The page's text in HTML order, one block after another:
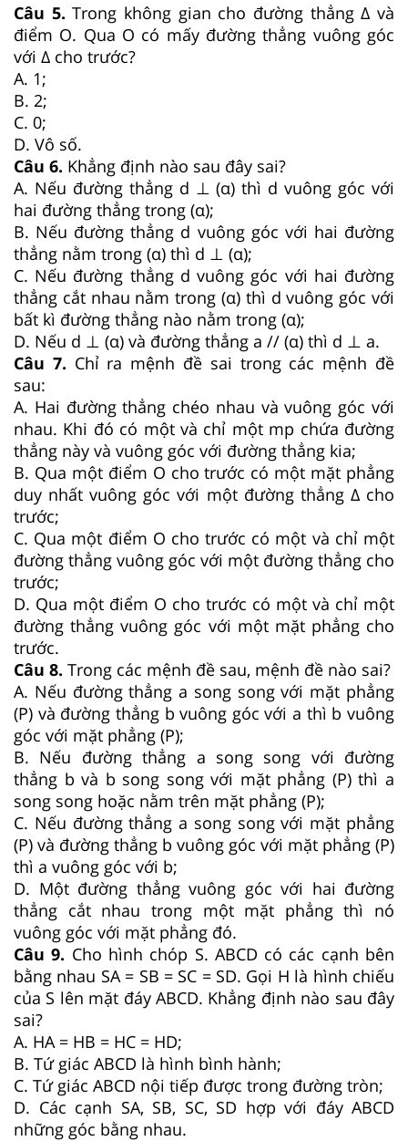
Câu 5. Trong không gian cho đường thẳng Δ và
điểm O. Qua O có mấy đường thẳng vuông góc
với Δ cho trước?
A. 1;
B. 2;
C. 0;
D. Vô số.
Câu 6. Khẳng định nào sau đây sai?
A. Nếu đường thẳng d ⊥ (α) thì d vuông góc với
hai đường thẳng trong (α);
B. Nếu đường thẳng d vuông góc với hai đường
thẳng nằm trong (α) thì d ⊥ (α);
C. Nếu đường thẳng d vuông góc với hai đường
thẳng cắt nhau nằm trong (α) thì d vuông góc với
bất kì đường thẳng nào nằm trong (α);
D. Nếu d ⊥ (α) và đường thẳng a // (α) thì d ⊥ a.
Câu 7. Chỉ ra mệnh đề sai trong các mệnh đề
sau:
A. Hai đường thẳng chéo nhau và vuông góc với
nhau. Khi đó có một và chỉ một mp chứa đường
thẳng này và vuông góc với đường thẳng kia;
B. Qua một điểm O cho trước có một mặt phẳng
duy nhất vuông góc với một đường thẳng Δ cho
trước;
C. Qua một điểm O cho trước có một và chỉ một
đường thẳng vuông góc với một đường thẳng cho
trước;
D. Qua một điểm O cho trước có một và chỉ một
đường thẳng vuông góc với một mặt phẳng cho
trước.
Câu 8. Trong các mệnh đề sau, mệnh đề nào sai?
A. Nếu đường thẳng a song song với mặt phẳng
(P) và đường thẳng b vuông góc với a thì b vuông
góc với mặt phẳng (P);
B. Nếu đường thẳng a song song với đường
thẳng b và b song song với mặt phẳng (P) thì a
song song hoặc nằm trên mặt phẳng (P);
C. Nếu đường thẳng a song song với mặt phẳng
(P) và đường thẳng b vuông góc với mặt phẳng (P)
thì a vuông góc với b;
D. Một đường thẳng vuông góc với hai đường
thẳng cắt nhau trong một mặt phẳng thì nó
vuông góc với mặt phẳng đó.
Câu 9. Cho hình chóp S. ABCD có các cạnh bên
bằng nhau SA = SB = SC = SD. Gọi H là hình chiếu
của S lên mặt đáy ABCD. Khẳng định nào sau đây
sai?
A. HA = HB = HC = HD;
B. Tứ giác ABCD là hình bình hành;
C. Tứ giác ABCD nội tiếp được trong đường tròn;
D. Các cạnh SA, SB, SC, SD hợp với đáy ABCD
những góc bằng nhau.